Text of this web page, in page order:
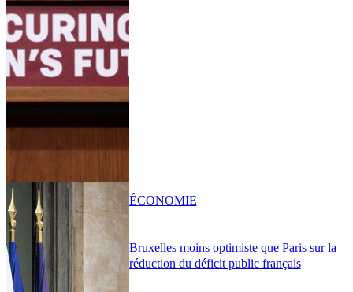
Bruxelles moins optimiste que Paris sur la
réduction du déficit public français
ÉCONOMIE